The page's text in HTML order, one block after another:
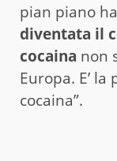
pian piano
diventata il
cocaina non
Europa. E’
cocaina”.